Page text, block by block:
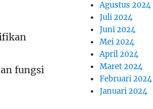
fungsi
Agustus 2024
Juli 2024
Juni 2024
Mei 2024
April 2024
Maret 2024
Februari 2024
Januari 2024